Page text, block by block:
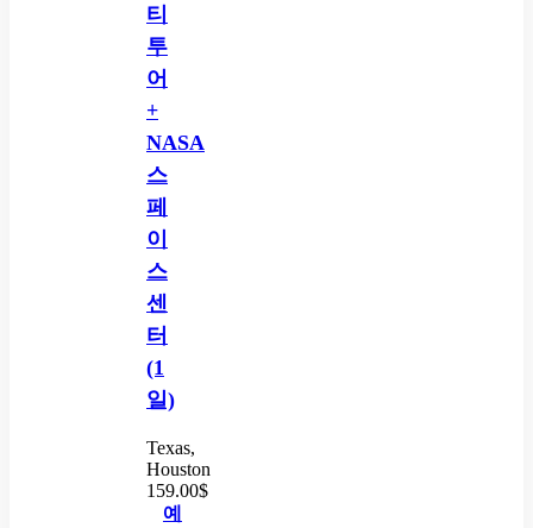
티
투
어
+
NASA
스
페
이
스
센
터
(1
일)
Texas,
Houston
159.00$
예